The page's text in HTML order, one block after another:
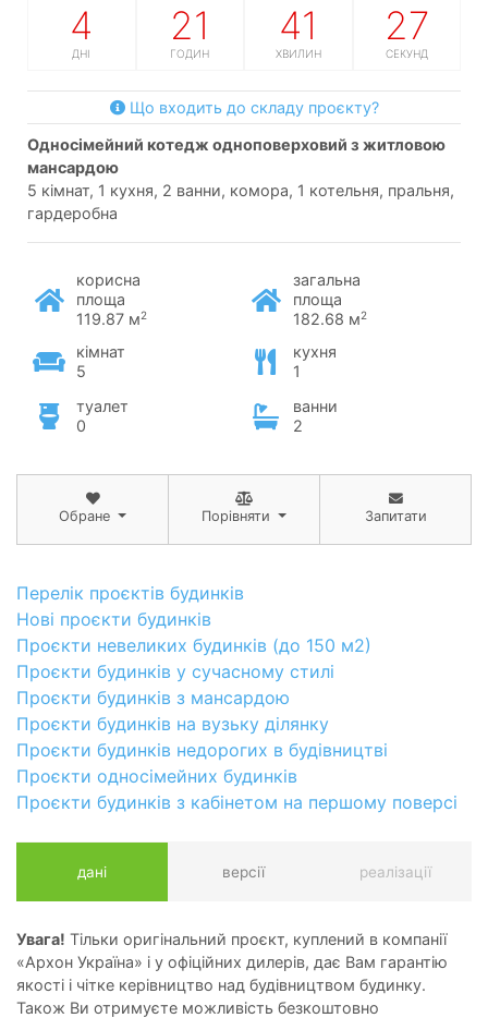
4
ДНІ
21
ГОДИН
41
ХВИЛИН
26
СЕКУНД
Що входить до складу проєкту?
односімейний котедж одноповерховий з житловою
мансардою
5 кімнат, 1 кухня, 2 ванни, комора, 1 котельня, пральня,
гардеробна
корисна
площа
119.87 м2
загальна
площа
182.68 м2
кімнат
5
кухня
1
туалет
0
ванни
2
Обране Порівняти Запитати
Перелік проєктів будинків
Нові проєкти будинків
Проєкти невеликих будинків (до 150 м2)
Проєкти будинків у сучасному стилі
Проєкти будинків з мансардою
Проєкти будинків на вузьку ділянку
Проєкти будинків недорогих в будівництві
Проєкти односімейних будинків
Проєкти будинків з кабінетом на першому поверсі
дані версії реалізації
Увага! Тільки оригінальний проєкт, куплений в компанії
«Архон Україна» і у офіційних дилерів, дає Вам гарантію
якості і чітке керівництво над будівництвом будинку.
Також Ви отримуєте можливість безкоштовно